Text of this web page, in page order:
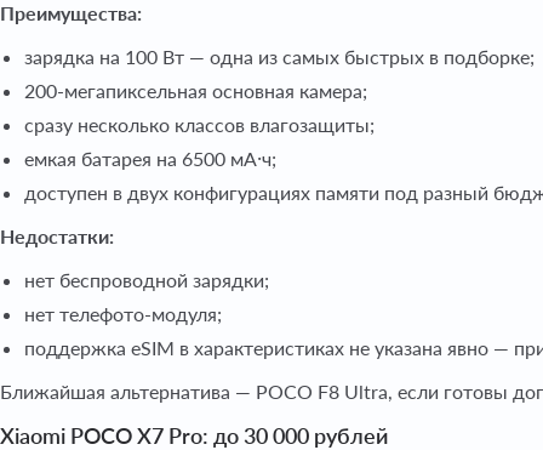
Преимущества:
зарядка на 100 Вт — одна из самых быстрых в подборке;
200-мегапиксельная основная камера;
сразу несколько классов влагозащиты;
емкая батарея на 6500 мА·ч;
доступен в двух конфигурациях памяти под разный
Недостатки:
нет беспроводной зарядки;
нет телефото-модуля;
поддержка eSIM в характеристиках не указана явно —
Ближайшая альтернатива — POCO F8 Ultra, если готовы
Xiaomi POCO X7 Pro: до 30 000 рублей